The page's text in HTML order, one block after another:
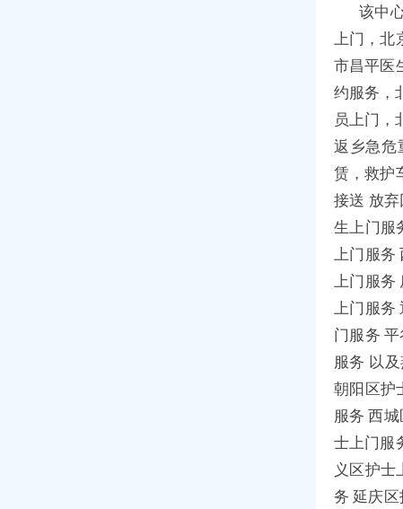
该中
上门，北
市昌平医
约服务，
员上门，
返乡急危
赁，救护
接送 放
生上门服
上门服务
上门服务
上门服务
门服务
服务 以
朝阳区护
服务 西
士上门服
义区护士
务 延庆